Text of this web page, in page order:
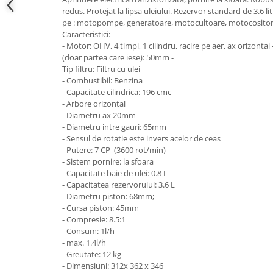
Hote bucatarie
Hote cupolare
Hote decorative
Hote incorporabile
Hote telescopice
Hote traditionale
Masini de Spalat Rufe & Uscatoare
Accesorii masini de spalat &
Masini automate de spalat rufe
Masini de spalat rufe cu uscator
Masini de spalat rufe verticale
Uscatoare de rufe
Masini de spalat vase
redus. Protejat la lipsa uleiului. Rezervor standard de 3.6
pe : motopompe, generatoare, motocultoare,
Caracteristici:
- Motor: OHV, 4 timpi, 1 cilindru, racire pe aer, ax
(doar partea care iese): 50mm -
Tip filtru: Filtru cu ulei
- Combustibil: Benzina
- Capacitate cilindrica: 196 cmc
- Arbore orizontal
- Diametru ax 20mm
- Diametru intre gauri: 65mm
- Sensul de rotatie este invers acelor de ceas
- Putere: 7 CP (3600 rot/min)
- Sistem pornire: la sfoara
- Capacitate baie de ulei: 0.8 L
- Capacitatea rezervorului: 3.6 L
- Diametru piston: 68mm;
- Cursa piston: 45mm
- Compresie: 8.5:1
- Consum: 1l/h
- max. 1.4l/h
- Greutate: 12 kg
- Dimensiuni: 312x 362 x 346